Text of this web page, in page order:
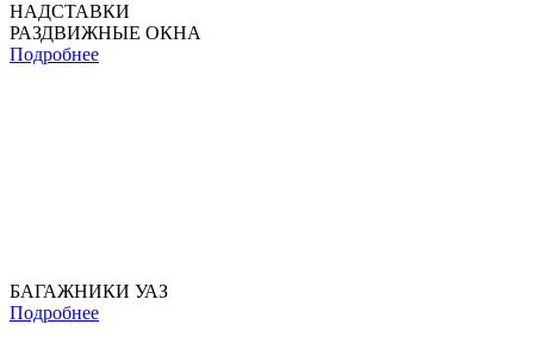
НАДСТАВКИ
РАЗДВИЖНЫЕ ОКНА
Подробнее
БАГАЖНИКИ УАЗ
Подробнее